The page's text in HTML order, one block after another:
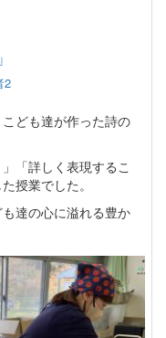
2
ども達が作った詩の
「詳しく表現するこ
授業でした。
達の心に溢れる豊か